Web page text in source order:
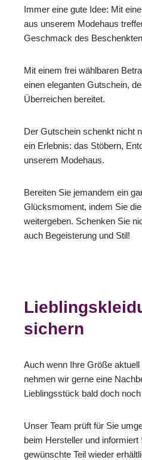
Immer eine gute Idee: Mit
aus unserem Modehaus
Geschmack des
Mit einem frei wählbaren
einen eleganten Gutschein,
Überreichen bereitet.
Der Gutschein schenkt nicht
ein Erlebnis: das Stöbern,
unserem Modehaus.
Bereiten Sie jemandem ein
Glücksmoment, indem Sie
weitergeben. Schenken Sie
auch Begeisterung und Stil!
sichern
Auch wenn Ihre Größe
nehmen wir gerne eine
Lieblingsstück bald doch
Unser Team prüft für Sie
beim Hersteller und informiert
gewünschte Teil wieder